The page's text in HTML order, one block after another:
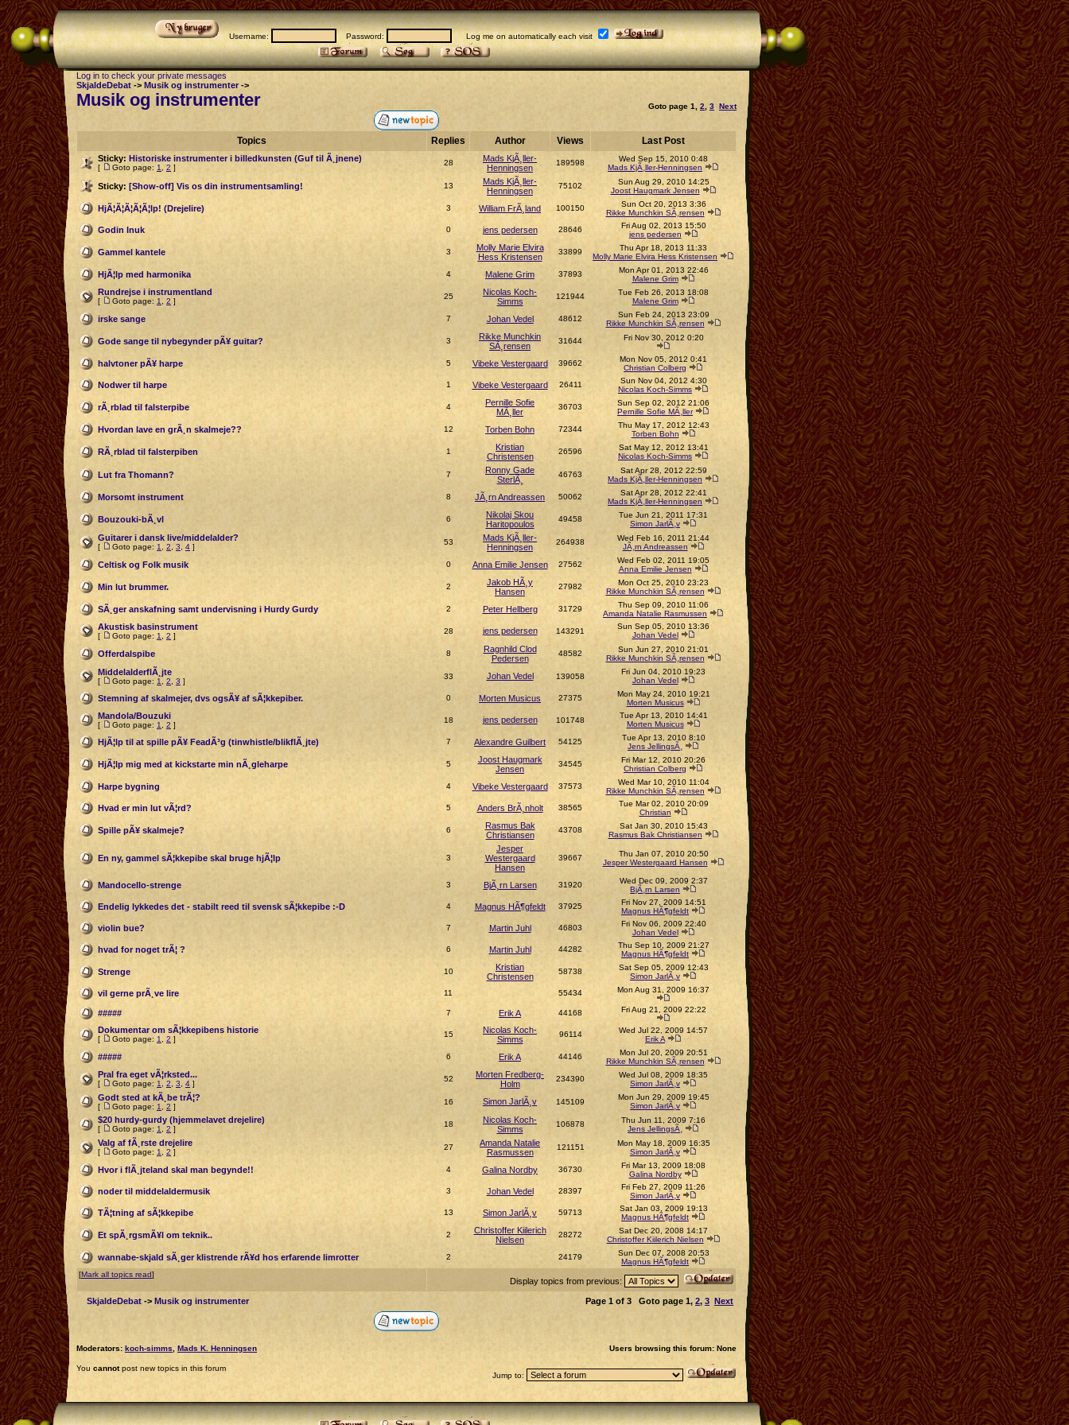
Username: Password: Log me on automatically each visit
Log in to check your private messages
SkjaldeDebat -> Musik og instrumenter->
Musik og instrumenter Goto page 1 2 3 Next
Topics Replies Author Views Last Post
Sticky: Historiske instrumenter i billedkunsten (Guf til Ã¸jnene)
[ Goto page: 1 2 ]
28
Mads KjÃ¸ller-
Henningsen
189598
Wed Sep 15, 2010 0:48
Mads KjÃ¸ller-Henningsen
Sticky: [Show-off] Vis os din instrumentsamling! 13
Mads KjÃ¸ller-
Henningsen
75102
Sun Aug 29, 2010 14:25
Joost Haugmark Jensen
HjÃ¦Ã¦Ã¦Ã¦Ã¦lp! (Drejelire) 3 William FrÃ¸land 100150
Sun Oct 20, 2013 3:36
Rikke Munchkin SÃ¸rensen
Godin Inuk 0 jens pedersen 28646
Fri Aug 02, 2013 15:50
jens pedersen
Gammel kantele 3
Molly Marie Elvira
Hess Kristensen
33899
Thu Apr 18, 2013 11:33
Molly Marie Elvira Hess Kristensen
HjÃ¦lp med harmonika 4 Malene Grim 37893
Mon Apr 01, 2013 22:46
Malene Grim
Rundrejse i instrumentland
[ Goto page: 1 2 ]
25
Nicolas Koch-
Simms
121944
Tue Feb 26, 2013 18:08
Malene Grim
irske sange 7 Johan Vedel 48612
Sun Feb 24, 2013 23:09
Rikke Munchkin SÃ¸rensen
Gode sange til nybegynder pÃ¥ guitar? 3
Rikke Munchkin
SÃ¸rensen
31644 Fri Nov 30, 2012 0:20
halvtoner pÃ¥ harpe 5 Vibeke Vestergaard 39662
Mon Nov 05, 2012 0:41
Christian Colberg
Nodwer til harpe 1 Vibeke Vestergaard 26411
Sun Nov 04, 2012 4:30
Nicolas Koch-Simms
rÃ¸rblad til falsterpibe 4
Pernille Sofie
MÃ¸ller
36703
Sun Sep 02, 2012 21:06
Pernille Sofie MÃ¸ller
Hvordan lave en grÃ¸n skalmeje?? 12 Torben Bohn 72344
Thu May 17, 2012 12:43
Torben Bohn
RÃ¸rblad til falsterpiben 1
Kristian
Christensen
26596
Sat May 12, 2012 13:41
Nicolas Koch-Simms
Lut fra Thomann? 7
Ronny Gade
SterlÃ¸
46763
Sat Apr 28, 2012 22:59
Mads KjÃ¸ller-Henningsen
Morsomt instrument 8 JÃ¸rn Andreassen 50062
Sat Apr 28, 2012 22:41
Mads KjÃ¸ller-Henningsen
Bouzouki-bÃ¸vl 6
Nikolaj Skou
Haritopoulos
49458
Tue Jun 21, 2011 17:31
Simon JarlÃ¸v
Guitarer i dansk live/middelalder?
[ Goto page: 1 2 3 4 ]
53
Mads KjÃ¸ller-
Henningsen
264938
Wed Feb 16, 2011 21:44
JÃ¸rn Andreassen
Celtisk og Folk musik 0 Anna Emilie Jensen 27562
Wed Feb 02, 2011 19:05
Anna Emilie Jensen
Min lut brummer. 2
Jakob HÃ¸y
Hansen
27982
Mon Oct 25, 2010 23:23
Rikke Munchkin SÃ¸rensen
SÃ¸ger anskafning samt undervisning i Hurdy Gurdy 2 Peter Hellberg 31729
Thu Sep 09, 2010 11:06
Amanda Natalie Rasmussen
Akustisk basinstrument
[ Goto page: 1 2 ]
28 jens pedersen 143291
Sun Sep 05, 2010 13:36
Johan Vedel
Offerdalspibe 8
Ragnhild Clod
Pedersen
48582
Sun Jun 27, 2010 21:01
Rikke Munchkin SÃ¸rensen
MiddelalderflÃ¸jte
[ Goto page: 1 2 3 ]
33 Johan Vedel 139058
Fri Jun 04, 2010 19:23
Johan Vedel
Stemning af skalmejer, dvs ogsÃ¥ af sÃ¦kkepiber. 0 Morten Musicus 27375
Mon May 24, 2010 19:21
Morten Musicus
Mandola/Bouzuki
[ Goto page: 1 2 ]
18 jens pedersen 101748
Tue Apr 13, 2010 14:41
Morten Musicus
HjÃ¦lp til at spille pÃ¥ FeadÃ³g (tinwhistle/blikflÃ¸jte) 7 Alexandre Guilbert 54125
Tue Apr 13, 2010 8:10
Jens JellingsÃ¸
HjÃ¦lp mig med at kickstarte min nÃ¸gleharpe 5
Joost Haugmark
Jensen
34545
Fri Mar 12, 2010 20:26
Christian Colberg
Harpe bygning 4 Vibeke Vestergaard 37573
Wed Mar 10, 2010 11:04
Rikke Munchkin SÃ¸rensen
Hvad er min lut vÃ¦rd? 5 Anders BrÃ¸nholt 38565
Tue Mar 02, 2010 20:09
Christian
Spille pÃ¥ skalmeje? 6
Rasmus Bak
Christiansen
43708
Sat Jan 30, 2010 15:43
Rasmus Bak Christiansen
En ny, gammel sÃ¦kkepibe skal bruge hjÃ¦lp 3
Jesper
Westergaard
Hansen
39667
Thu Jan 07, 2010 20:50
Jesper Westergaard Hansen
Mandocello-strenge 3 BjÃ¸rn Larsen 31920
Wed Dec 09, 2009 2:37
BjÃ¸rn Larsen
Endelig lykkedes det - stabilt reed til svensk sÃ¦kkepibe :-D 4 Magnus HÃ¶gfeldt 37925
Fri Nov 27, 2009 14:51
Magnus HÃ¶gfeldt
violin bue? 7 Martin Juhl 46803
Fri Nov 06, 2009 22:40
Johan Vedel
hvad for noget trÃ¦ ? 6 Martin Juhl 44282
Thu Sep 10, 2009 21:27
Magnus HÃ¶gfeldt
Strenge 10
Kristian
Christensen
58738
Sat Sep 05, 2009 12:43
Simon JarlÃ¸v
vil gerne prÃ¸ve lire 11 55434 Mon Aug 31, 2009 16:37
##### 7 Erik A 44168 Fri Aug 21, 2009 22:22
Dokumentar om sÃ¦kkepibens historie
[ Goto page: 1 2 ]
15
Nicolas Koch-
Simms
96114
Wed Jul 22, 2009 14:57
Erik A
##### 6 Erik A 44146
Mon Jul 20, 2009 20:51
Rikke Munchkin SÃ¸rensen
Pral fra eget vÃ¦rksted...
[ Goto page: 1 2 3 4 ]
52
Morten Fredberg-
Holm
234390
Wed Jul 08, 2009 18:35
Simon JarlÃ¸v
Godt sted at kÃ¸be trÃ¦?
[ Goto page: 1 2 ]
16 Simon JarlÃ¸v 145109
Mon Jun 29, 2009 19:45
Simon JarlÃ¸v
$20 hurdy-gurdy (hjemmelavet drejelire)
[ Goto page: 1 2 ]
18
Nicolas Koch-
Simms
106878
Thu Jun 11, 2009 7:16
Jens JellingsÃ¸
Valg af fÃ¸rste drejelire
[ Goto page: 1 2 ]
27
Amanda Natalie
Rasmussen
121151
Mon May 18, 2009 16:35
Simon JarlÃ¸v
Hvor i flÃ¸jteland skal man begynde!! 4 Galina Nordby 36730
Fri Mar 13, 2009 18:08
Galina Nordby
noder til middelaldermusik 3 Johan Vedel 28397
Fri Feb 27, 2009 11:26
Simon JarlÃ¸v
TÃ¦tning af sÃ¦kkepibe 13 Simon JarlÃ¸v 59713
Sat Jan 03, 2009 19:13
Magnus HÃ¶gfeldt
Et spÃ¸rgsmÃ¥l om teknik.. 2
Christoffer Kiilerich
Nielsen
28272
Sat Dec 20, 2008 14:17
Christoffer Kiilerich Nielsen
wannabe-skjald sÃ¸ger klistrende rÃ¥d hos erfarende limrotter 2 24179
Sun Dec 07, 2008 20:53
Magnus HÃ¶gfeldt
[Mark all topics read]
Display topics from previous:
SkjaldeDebat -> Musik og instrumenter Page 1 of 3 Goto page 1, 2, 3 Next
Moderators: koch-simms Mads K. Henningsen Users browsing this forum: None
You cannotpost new topics in this forum
Jump to: